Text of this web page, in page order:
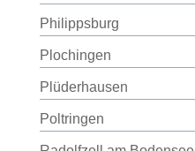
Philippsburg
Plochingen
Plüderhausen
Poltringen